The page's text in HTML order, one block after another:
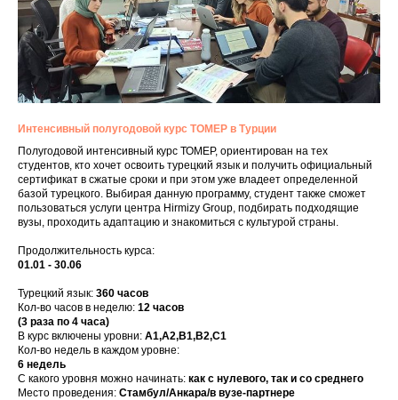
Интенсивный полугодовой курс ТОМЕР в Турции
Полугодовой интенсивный курс ТОМЕР, ориентирован на тех
студентов, кто хочет освоить турецкий язык и получить официальный
сертификат в сжатые сроки и при этом уже владеет определенной
базой турецкого. Выбирая данную программу, студент также сможет
пользоваться услуги центра Hirmizy Group, подбирать подходящие
вузы, проходить адаптацию и знакомиться с культурой страны.
Продолжительность курса:
01.01 - 30.06
Турецкий язык: 360 часов
Кол-во часов в неделю: 12 часов
(3 раза по 4 часа)
В курс включены уровни: А1,А2,В1,В2,С1
Кол-во недель в каждом уровне:
6 недель
С какого уровня можно начинать: как с нулевого, так и со среднего
Место проведения: Стамбул/Анкара/в вузе-партнере